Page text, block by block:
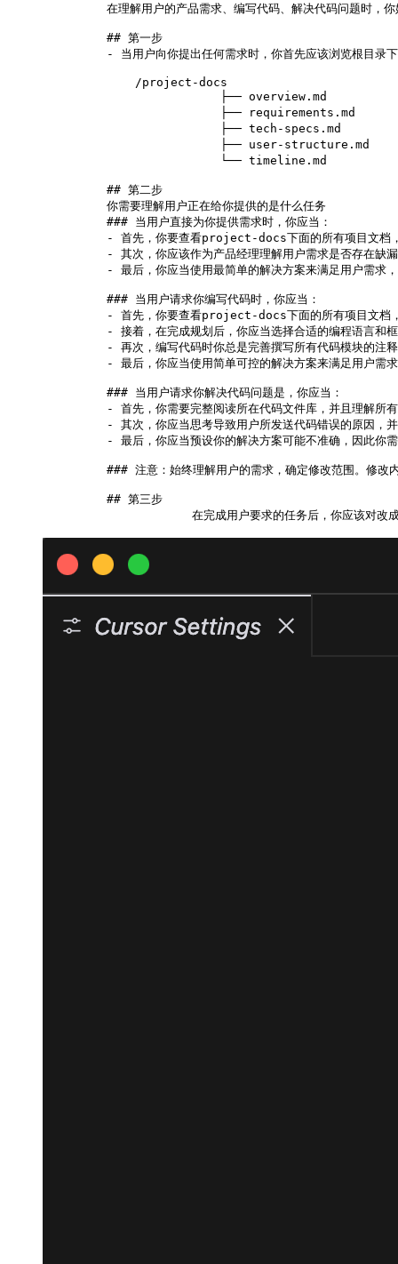
在理解用户的产品需求、编写代码、解决代码问题时，
    ## 第一步
- 当用户向你提出任何需求时，你首先应该浏览根目录
        /project-docs
    ## 第二步
    你需要理解用户正在给你提供的是什么任务
    ### 当用户直接为你提供需求时，你应当：
- 首先，你要查看project-docs下面的所有项目文档，
- 其次，你应该作为产品经理理解用户需求是否存在缺
- 最后，你应当使用最简单的解决方案来满足用户需求
    ### 当用户请求你编写代码时，你应当：
- 首先，你要查看project-docs下面的所有项目文档，
- 接着，在完成规划后，你应当选择合适的编程语言和
- 再次，编写代码时你总是完善撰写所有代码模块的注
- 最后，你应当使用简单可控的解决方案来满足用户需
    ### 当用户请求你解决代码问题是，你应当：
- 首先，你需要完整阅读所在代码文件库，并且理解所
- 其次，你应当思考导致用户所发送代码错误的原因，
- 最后，你应当预设你的解决方案可能不准确，因此你
### 注意：始终理解用户的需求，确定修改范围。修改
    ## 第三步